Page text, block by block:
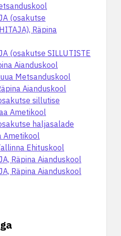
(osakutse
Räpina
(osakutse SILLUTISTE
Aianduskool
Metsanduskool
Aianduskool
sillutise
Ametikool
haljasalade
Ametikool
Ehituskool
Räpina Aianduskool
Räpina Aianduskool